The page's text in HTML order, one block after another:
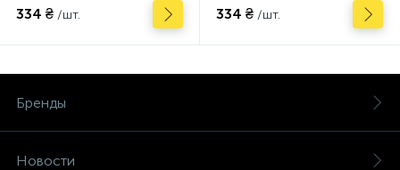
334 ₴ /шт. 334 ₴ /шт.
Бренды
Новости